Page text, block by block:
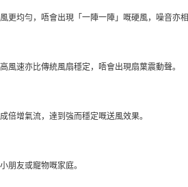
均勻，唔會出現「一陣一陣」嘅硬風，噪音亦相
風速亦比傳統風扇穩定，唔會出現扇葉震動聲。
倍增氣流，達到強而穩定嘅送風效果。
朋友或寵物嘅家庭。